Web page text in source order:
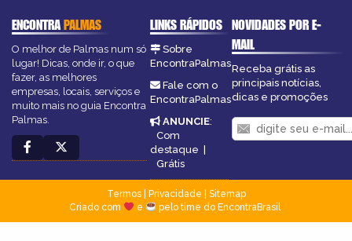
ENCONTRAPALMAS
O melhor de Palmas num só
lugar! Dicas, onde ir, o que
fazer, as melhores
empresas, locais, serviços e
muito mais no guia Encontra
Palmas.
LINKS RÁPIDOS
Sobre
EncontraPalmas
Fale com o
EncontraPalmas
ANUNCIE:
Com
destaque |
Grátis
NOVIDADES POR E-
MAIL
Receba grátis as
principais notícias,
dicas e promoções
Termos| Privacidade
Sitemap
Criado com
e pelo time do EncontraBrasil